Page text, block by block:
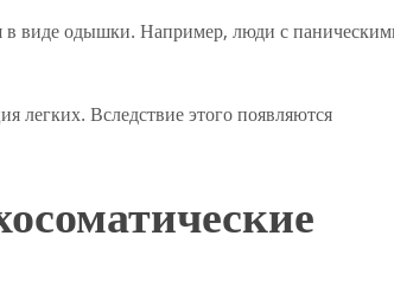
в виде одышки. Например, люди с
легких. Вследствие этого появляются